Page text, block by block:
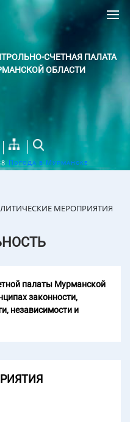
СЧЕТНАЯ ПАЛАТА
ОБЛАСТИ
Погода в Мурманске
МЕРОПРИЯТИЯ
палаты Мурманской
законности,
независимости и